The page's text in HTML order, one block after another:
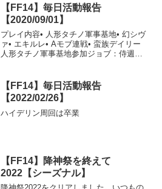
【FF14】毎日活動報告
【2020/09/01】
プレイ内容• 人形タチノ軍事基地• 幻シヴ
ァ• エキルレ• Aモブ連戦• 蛮族デイリー
人形タチノ軍事基地参加ジョブ：侍週が
が出ませんでした。久しぶりに何回も回
らないとい...
【FF14】毎日活動報告
【2022/02/26】
ハイデリン周回は卒業
【FF14】降神祭を終えて
2022【シーズナル】